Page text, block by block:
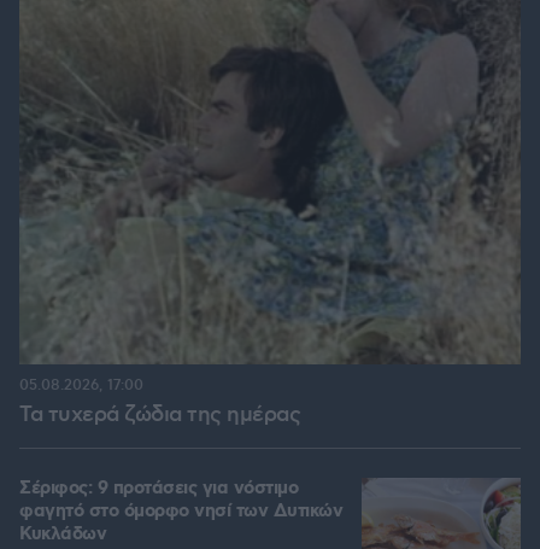
Τα τυχερά ζώδια της ημέρας
05.08.2026, 17:00
Σέριφος: 9 προτάσεις για νόστιμο
φαγητό στο όμορφο νησί των Δυτικών
Κυκλάδων